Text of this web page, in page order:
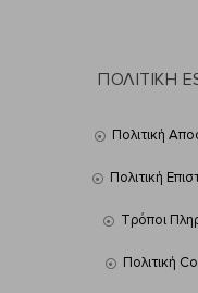
ΠΟΛΙΤΙΚΗ
Πολιτική
Πολιτική
Τρόποι
Πολιτική